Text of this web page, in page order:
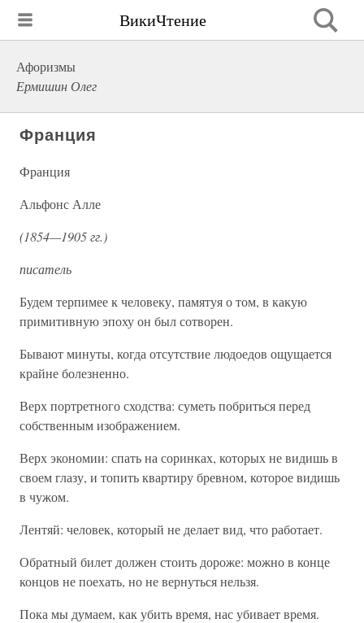
ВикиЧтение
Афоризмы
Ермишин Олег
Франция
Франция
Альфонс Алле
(1854—1905 гг.)
писатель
Будем терпимее к человеку, памятуя о том, в какую
примитивную эпоху он был сотворен.
Бывают минуты, когда отсутствие людоедов ощущается
крайне болезненно.
Верх портретного сходства: суметь побриться перед
собственным изображением.
Верх экономии: спать на соринках, которых не видишь в
своем глазу, и топить квартиру бревном, которое видишь
в чужом.
Лентяй: человек, который не делает вид, что работает.
Обратный билет должен стоить дороже: можно в конце
концов не поехать, но не вернуться нельзя.
Пока мы думаем, как убить время, нас убивает время.